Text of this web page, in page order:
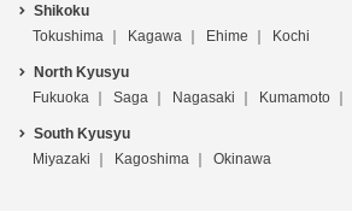
Shikoku
Tokushima
Kagawa Ehime Kochi
North Kyusyu
Fukuoka
Saga Nagasaki Kumamoto
South Kyusyu
Miyazaki
Kagoshima Okinawa